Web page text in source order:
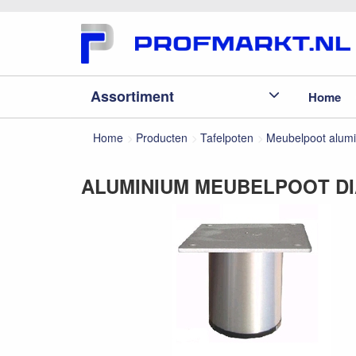
Assortiment Home
Home Producten Tafelpoten Meubelpoot
ALUMINIUM MEUBELPOOT